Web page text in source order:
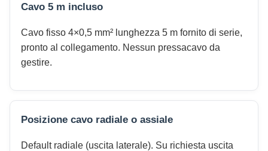
Cavo 5 m incluso
Cavo fisso 4×0,5 mm² lunghezza 5 m fornito di serie,
pronto al collegamento. Nessun pressacavo da
gestire.
Posizione cavo radiale o assiale
Default radiale (uscita laterale). Su richiesta uscita